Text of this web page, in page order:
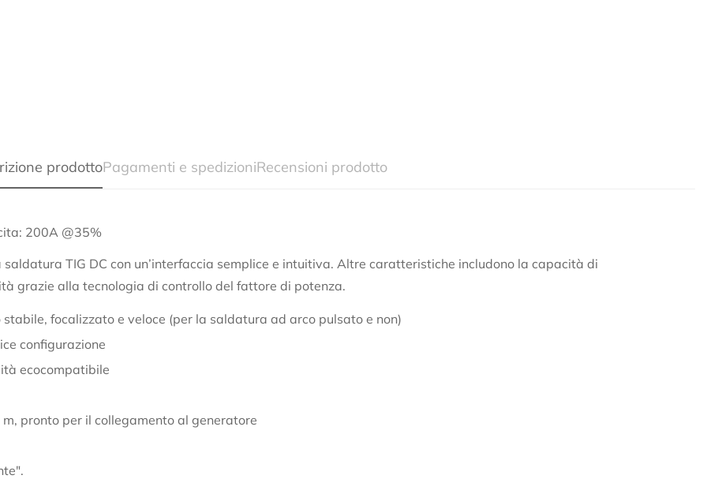
prodottoPagamenti e spedizioniRecensioni prodotto
200A @35%
saldatura TIG DC con un’interfaccia semplice e intuitiva. Altre caratteristiche includono la capacità di
grazie alla tecnologia di controllo del fattore di potenza.
focalizzato e veloce (per la saldatura ad arco pulsato e non)
configurazione
ecocompatibile
pronto per il collegamento al generatore
Confirm your age
Are you 18 years old or older?
No, I'm not